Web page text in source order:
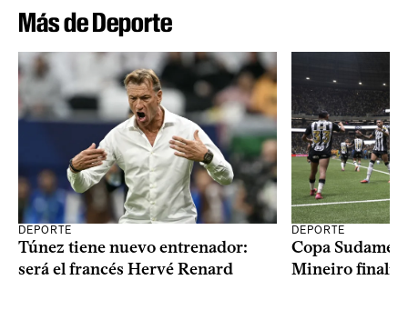
Más de Deporte
DEPORTE
Túnez tiene nuevo entrenador:
será el francés Hervé Renard
DEPORTE
Copa
Mineiro